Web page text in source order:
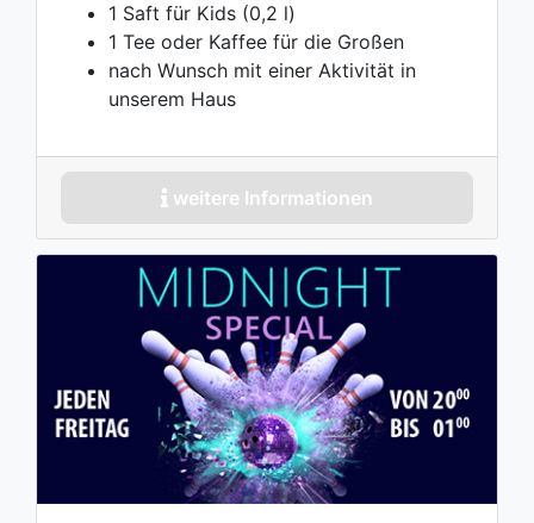
1 Saft für Kids (0,2 l)
1 Tee oder Kaffee für die Großen
nach Wunsch mit einer Aktivität in
unserem Haus
weitere Informationen